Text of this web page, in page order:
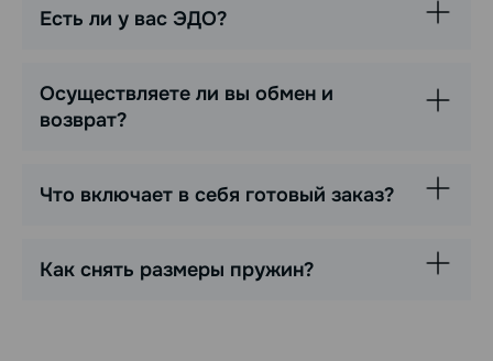
Есть ли у вас ЭДО?
Осуществляете ли вы обмен и
возврат?
Что включает в себя готовый заказ?
Как снять размеры пружин?